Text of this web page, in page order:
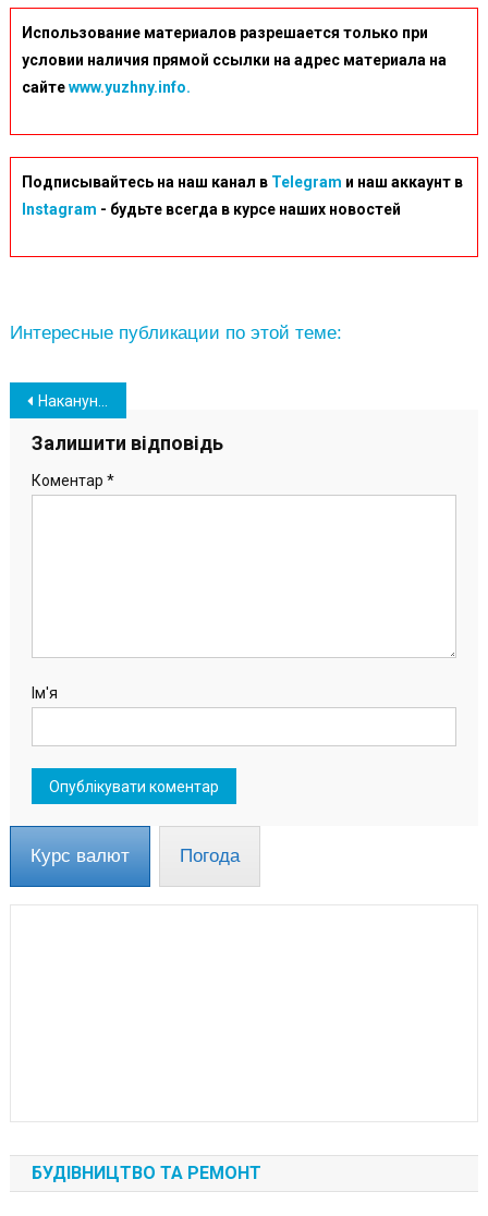
Использование материалов разрешается только при
условии наличия прямой ссылки на адрес материала на
сайтеwww.yuzhny.info.
Подписывайтесь на наш канал в Telegram и наш аккаунт в
Instagram - будьте всегда в курсе наших новостей
Интересные публикации по этой теме:
Навігація
записів
Накануне Нового года в порту “Южный” прошло праздничное мероприятие (фото)
Залишити відповідь
Коментар *
Ім'я
Курс валют Погода
БУДІВНИЦТВО ТА РЕМОНТ